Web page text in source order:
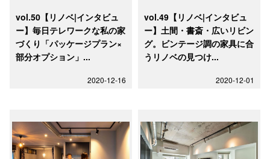
vol.50【リノベ|インタビュ
ー】毎日テレワークな私の家
づくり「パッケージプラン×
部分オプション」...
2020-12-16
vol.49【リノベ|インタビュ
ー】土間・書斎・広いリビン
グ。ビンテージ調の家具に合
うリノベの見つけ...
2020-12-01